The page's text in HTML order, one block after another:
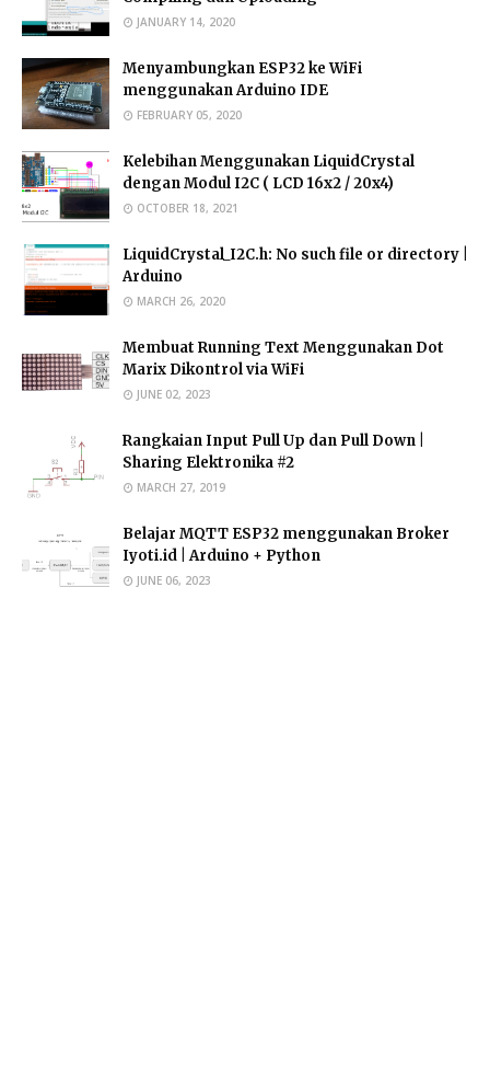
JANUARY 14, 2020
Menyambungkan ESP32 ke WiFi
menggunakan Arduino IDE
FEBRUARY 05, 2020
Kelebihan Menggunakan LiquidCrystal
dengan Modul I2C ( LCD 16x2 / 20x4)
OCTOBER 18, 2021
LiquidCrystal_I2C.h: No such file or directory |
Arduino
MARCH 26, 2020
Membuat Running Text Menggunakan Dot
Marix Dikontrol via WiFi
JUNE 02, 2023
Rangkaian Input Pull Up dan Pull Down |
Sharing Elektronika #2
MARCH 27, 2019
Belajar MQTT ESP32 menggunakan Broker
Iyoti.id | Arduino + Python
JUNE 06, 2023